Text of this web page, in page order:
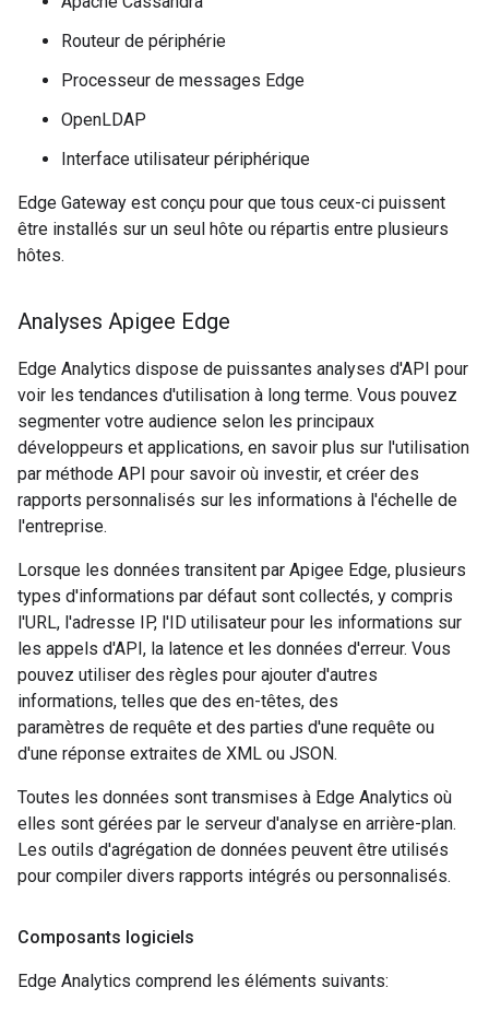
Routeur de périphérie
Processeur de messages Edge
OpenLDAP
Interface utilisateur périphérique
Edge Gateway est conçu pour que tous ceux-ci puissent
être installés sur un seul hôte ou répartis entre plusieurs
hôtes.
Analyses Apigee Edge
Edge Analytics dispose de puissantes analyses d'API pour
voir les tendances d'utilisation à long terme. Vous pouvez
segmenter votre audience selon les principaux
développeurs et applications, en savoir plus sur l'utilisation
par méthode API pour savoir où investir, et créer des
rapports personnalisés sur les informations à l'échelle de
l'entreprise.
Lorsque les données transitent par Apigee Edge, plusieurs
types d'informations par défaut sont collectés, y compris
l'URL, l'adresse IP, l'ID utilisateur pour les informations sur
les appels d'API, la latence et les données d'erreur. Vous
pouvez utiliser des règles pour ajouter d'autres
informations, telles que des en-têtes, des
paramètres de requête et des parties d'une requête ou
d'une réponse extraites de XML ou JSON.
Toutes les données sont transmises à Edge Analytics où
elles sont gérées par le serveur d'analyse en arrière-plan.
Les outils d'agrégation de données peuvent être utilisés
pour compiler divers rapports intégrés ou personnalisés.
Composants logiciels
Edge Analytics comprend les éléments suivants: